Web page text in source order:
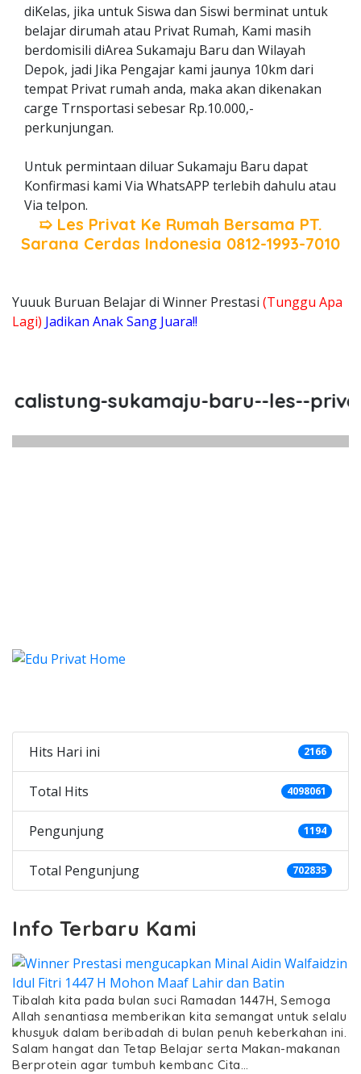
diKelas, jika untuk Siswa dan Siswi berminat untuk
belajar dirumah atau Privat Rumah, Kami masih
berdomisili diArea Sukamaju Baru dan Wilayah
Depok, jadi Jika Pengajar kami jaunya 10km dari
tempat Privat rumah anda, maka akan dikenakan
carge Trnsportasi sebesar Rp.10.000,-
perkunjungan.
Untuk permintaan diluar Sukamaju Baru dapat
Konfirmasi kami Via WhatsAPP terlebih dahulu atau
Via telpon.
➯ Les Privat Ke Rumah Bersama PT.
Sarana Cerdas Indonesia 0812-1993-7010
Yuuuk Buruan Belajar di Winner Prestasi (Tunggu Apa
Lagi) Jadikan Anak Sang Juara!!
sukamaju-baru--les--
Hits Hari ini 2166
Total Hits 4098061
Pengunjung 1194
Total Pengunjung 702835
Info Terbaru Kami
Tibalah kita pada bulan suci Ramadan 1447H, Semoga
Allah senantiasa memberikan kita semangat untuk selalu
khusyuk dalam beribadah di bulan penuh keberkahan ini.
Salam hangat dan Tetap Belajar serta Makan-makanan
Berprotein agar tumbuh kembanc Cita…